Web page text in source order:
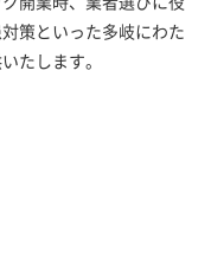
策といった多岐にわた
たします。